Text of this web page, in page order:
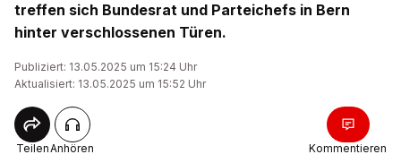
treffen sich Bundesrat und Parteichefs in Bern
hinter verschlossenen Türen.
Publiziert: 13.05.2025 um 15:24 Uhr
Aktualisiert: 13.05.2025 um 15:52 Uhr
TeilenAnhören Kommentieren